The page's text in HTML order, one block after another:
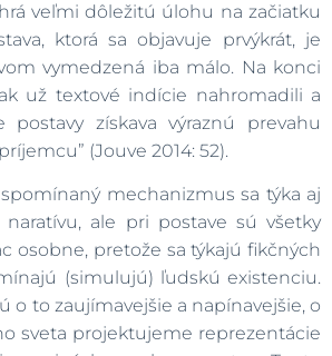
veľmi dôležitú úlohu na začiatku
ktorá sa objavuje prvýkrát, je
vymedzená iba málo. Na konci
už textové indície nahromadili a
postavy získava výraznú prevahu
(Jouve 2014: 52).
mechanizmus sa týka aj
naratívu, ale pri postave sú všetky
osobne, pretože sa týkajú fikčných
(simulujú) ľudskú existenciu.
o to zaujímavejšie a napínavejšie, o
sveta projektujeme reprezentácie